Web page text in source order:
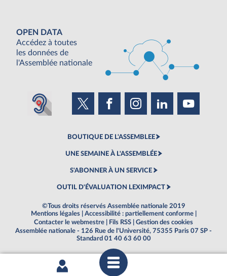
OPEN DATA
Accédez à toutes
les données de
l'Assemblée nationale
BOUTIQUE DE L'ASSEMBLEE
UNE SEMAINE À L'ASSEMBLÉE
S'ABONNER À UN SERVICE
OUTIL D'ÉVALUATION LEXIMPACT
©Tous droits réservés Assemblée nationale 2019
Mentions légales
Accessibilité : partiellement conforme
Contacter le webmestre
Fils RSS
Gestion des cookies
Assemblée nationale - 126 Rue de l'Université, 75355 Paris 07 SP -
Standard 01 40 63 60 00